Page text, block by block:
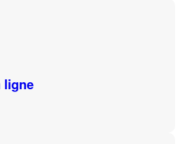
ligne